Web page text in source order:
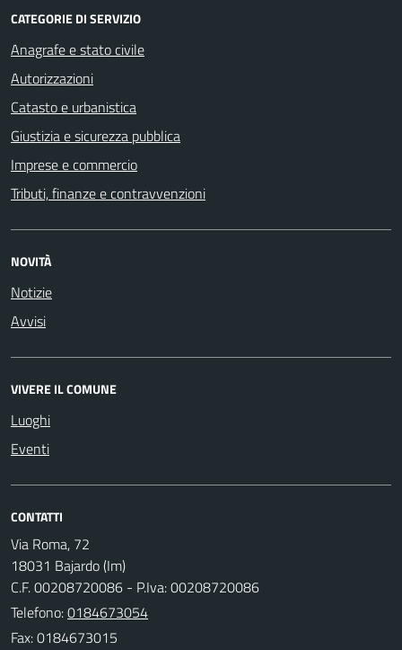
CATEGORIE DI SERVIZIO
Anagrafe e stato civile
Autorizzazioni
Catasto e urbanistica
Giustizia e sicurezza pubblica
Imprese e commercio
Tributi, finanze e contravvenzioni
NOVITÀ
Notizie
Avvisi
VIVERE IL COMUNE
Luoghi
Eventi
CONTATTI
Via Roma, 72
18031 Bajardo (Im)
C.F. 00208720086 - P.Iva: 00208720086
Telefono:0184673054
Fax: 0184673015